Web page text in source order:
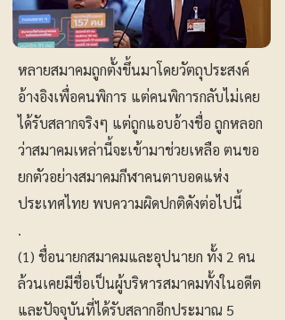
หลายสมาคมถูกตั้งขึ้นมาโดยวัตถุประสงค์
อ้างอิงเพื่อคนพิการ แต่คนพิการกลับไม่เคย
ได้รับสลากจริงๆ แต่ถูกแอบอ้างชื่อ ถูกหลอก
ว่าสมาคมเหล่านี้จะเข้ามาช่วยเหลือ ตนขอ
ยกตัวอย่างสมาคมกีฬาคนตาบอดแห่ง
ประเทศไทย พบความผิดปกติดังต่อไปนี้
.
(1) ชื่อนายกสมาคมและอุปนายก ทั้ง 2 คน
ล้วนเคยมีชื่อเป็นผู้บริหารสมาคมทั้งในอดีต
และปัจจุบันที่ได้รับสลากอีกประมาณ 5